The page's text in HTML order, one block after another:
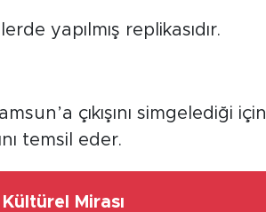
yapılmış replikasıdır.
çıkışını simgelediği için
temsil eder.
Mirası